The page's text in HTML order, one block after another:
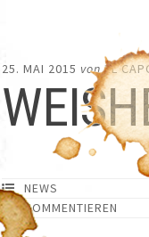
25. MAI 2015 vonEL
NEWS
KOMMENTIEREN